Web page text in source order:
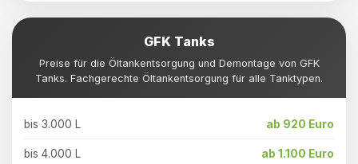
GFK Tanks
Preise für die Öltankentsorgung und Demontage von GFK
Tanks. Fachgerechte Öltankentsorgung für alle Tanktypen.
bis 3.000 L ab 920 Euro
bis 4.000 L ab 1.100 Euro